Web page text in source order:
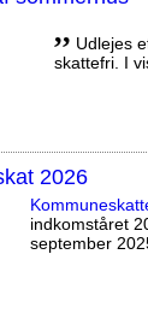
,, Udlejes
skattefri. I
2026
indkomståret
september